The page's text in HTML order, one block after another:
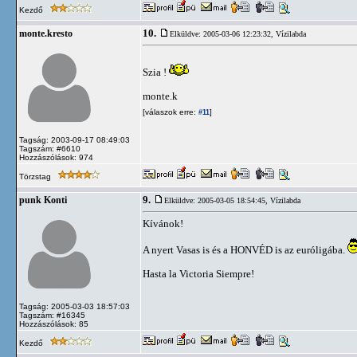
Kezdő
monte.kresto
Tagság: 2003-09-17 08:49:03
Tagszám: #6610
Hozzászólások: 974
10. Elküldve: 2005-03-06 12:23:32, Vízilabda
Szia !
monte.k
[válaszok erre: #11]
Törzstag
punk Konti
Tagság: 2005-03-03 18:57:03
Tagszám: #16345
Hozzászólások: 85
9. Elküldve: 2005-03-05 18:54:45, Vízilabda
Kívánok!
A nyert Vasas is és a HONVÉD is az euróligába.
Hasta la Victoria Siempre!
Kezdő